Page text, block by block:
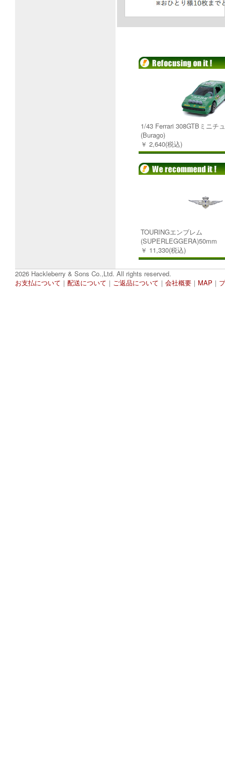
1/43 Ferrari 308GTBミニチ
(Burago)
￥ 2,640(税込)
TOURINGエンブレム
(SUPERLEGGERA)50mm
￥ 11,330(税込)
2026 Hackleberry & Sons Co.,Ltd. All rights reserved.
お支払について ｜ 配送について ｜ ご返品について ｜ 会社概要 ｜ MAP ｜